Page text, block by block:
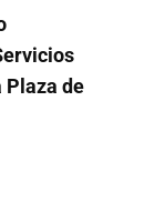
Plaza de